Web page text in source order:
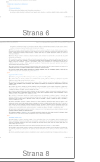
Strana 6
Strana 8